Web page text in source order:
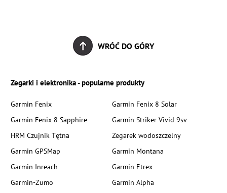
WRÓĆ DO GÓRY
Zegarki i elektronika - popularne produkty
Garmin Fenix
Garmin Fenix 8 Solar
Garmin Fenix 8 Sapphire
Garmin Striker Vivid 9sv
HRM Czujnik Tętna
Zegarek wodoszczelny
Garmin GPSMap
Garmin Montana
Garmin Inreach
Garmin Etrex
Garmin-Zumo
Garmin Alpha